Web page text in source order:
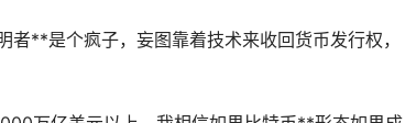
**是个疯子，妄图靠着技术来收回货币发行权，